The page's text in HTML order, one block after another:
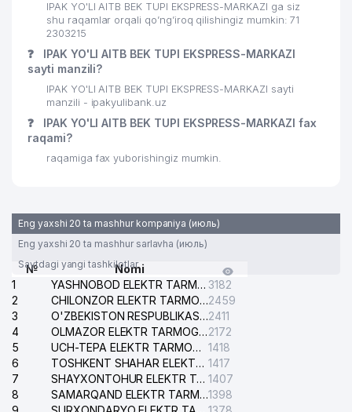
MODDIY-TEXNIK VA HARBIY
TA'MINOTI BOSHQARMASI
721 м
30 ISSIQLIKQUVVATTA'MIR MChJ 743 м
31 GARANT TRAVEL MChJ 747 м
32 BAMBI LAND MChJ 755 м
33
APOLLONIYA MEDICAL SERVICE
MChJ
35 DIAMOND TOURS MChJ
36
O'ZBEKISTON EVREY MILLIY
MADANIYAT MARKAZI
AVDET KRIM TATAR MILLIY
MADANIYAT MARKAZI
EXPRESS STROY PROFI MChJ
OCEAN-SEEFOOD MChJ
IPAK YO'LI AITB BEK TUPI EKSPRESS-MARKAZI ga siz
shu raqamlar orqali qo’ng’iroq qilishingiz mumkin: 71
2303215
❓
IPAK YO'LI AITB BEK TUPI EKSPRESS-MARKAZI
sayti manzili?
IPAK YO'LI AITB BEK TUPI EKSPRESS-MARKAZI sayti
manzili - ipakyulibank.uz
❓
IPAK YO'LI AITB BEK TUPI EKSPRESS-MARKAZI fax
raqami?
raqamiga fax yuborishingiz mumkin.
Eng yaxshi 20 ta mashhur kompaniya (июль)
Eng yaxshi 20 ta mashhur sarlavha (июль)
Saytdagi yangi tashkilotlar
№
Nomi
1
YASHNOBOD ELEKTR TARMOG'I NOSOZLIKLARI XIZMATI 3182
2
CHILONZOR ELEKTR TARMOG'I NOSOZLIK XIZMATI2459
3
O'ZBEKISTON RESPUBLIKASI BOSH PROKURATURASI ISHONCH TELEFONI2411
4
OLMAZOR ELEKTR TARMOG'I NOSOZLIKLARI XIZMATI2172
5
UCH-TEPA ELEKTR TARMOG'I NOSOZLIKLARI XIZMATI 1418
6
TOSHKENT SHAHAR ELEKTR TARMOQLARI KORXONASI AJ 1417
7
SHAYXONTOHUR ELEKTR TARMOG'I NOSOZLIKLARINI TUZATISH XIZMATI 1407
8
SAMARQAND ELEKTR TARMOQLARI AJ1398